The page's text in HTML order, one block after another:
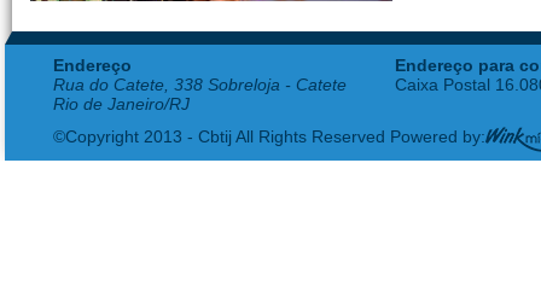
Endereço
Rua do Catete, 338 Sobreloja - Catete
Rio de Janeiro/RJ
Endereço para
Caixa Postal
©Copyright 2013 - Cbtij All Rights Reserved Powered by: